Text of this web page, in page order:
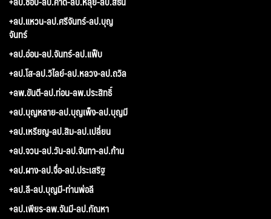
+ลป.แหวน-ลป.ศรีจันทร์-ลป.บุญ
จันทร์
+ลป.อ่อน-ลป.จันทร์-ลป.แฟ็บ
+ลป.โส-ลป.วิไลย์-ลป.หลวง-ลป.ถวิล
+ลพ.ขันตี-ลป.ท่อน-ลพ.ประสิทธิ์
+ลป.บุญหลาย-ลป.บุญเพ็ง-ลป.บุญมี
+ลป.เหรียญ-ลป.สิม-ลป.เปลี่ยน
+ลป.จวน-ลป.วัน-ลป.จันทา-ลป.ก้าน
+ลป.ผาง-ลป.จื่อ-ลป.ประเสริฐ
+ลป.ลี-ลป.บุญมี-ท่านพ่อลี
+ลป.เพียร-ลพ.จันมี-ลป.กัณหา